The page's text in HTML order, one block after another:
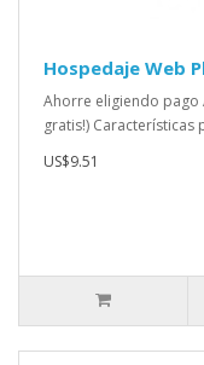
Hospedaje Web
Ahorre eligiendo pago
gratis!) Características
US$9.51